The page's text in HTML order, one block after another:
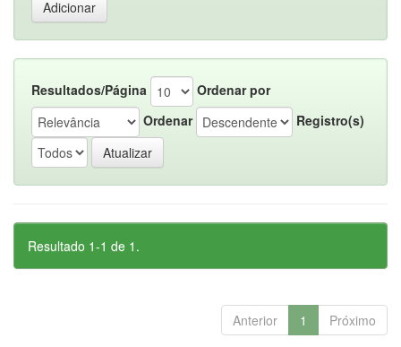
Resultados/Página
Ordenar por
Ordenar
Registro(s)
Resultado 1-1 de 1.
Anterior 1 Próximo